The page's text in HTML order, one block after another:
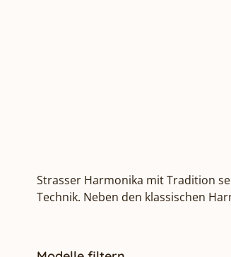
Strasser Harmonika mit Tradition
Technik. Neben den klassischen